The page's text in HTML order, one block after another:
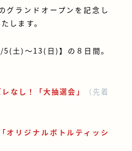
グランドオープンを記念し
します。
土)～13(日)】の８日間。
なし！「大抽選会」
（先着
リジナルボトルティッシ